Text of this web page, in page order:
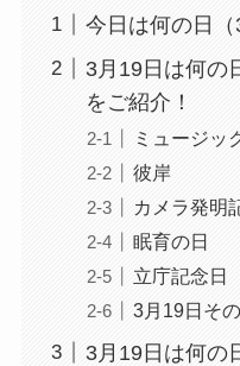
今日は何の日（
3月19日は何の
をご紹介！
ミュージッ
彼岸
カメラ発明
眠育の日
立庁記念日
3月19日そ
3月19日は何の